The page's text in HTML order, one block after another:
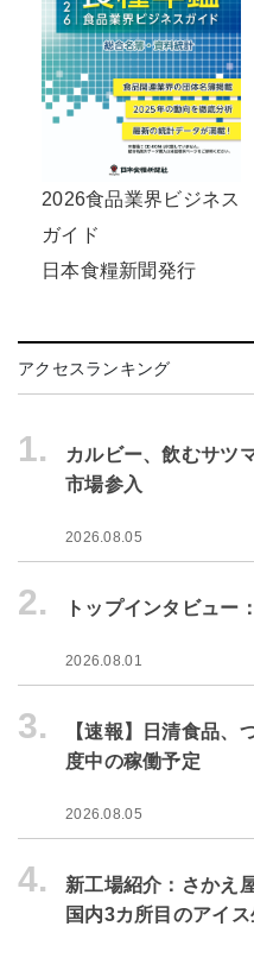
2026食品業界ビジネス
ガイド
日本食糧新聞発行
アクセスランキング
1.
カルビー、飲むサツ
市場参入
2026.08.05
2. トップインタビュー
2026.08.01
3.
【速報】日清食品
度中の稼働予定
2026.08.05
4.
新工場紹介：さかえ
国内3カ所目のアイ